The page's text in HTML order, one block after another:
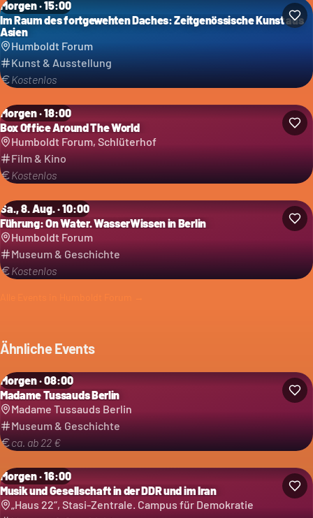
Morgen · 15:00
Im Raum des fortgewehten Daches: Zeitgenössische Kunst aus
Asien
Humboldt Forum
Kunst & Ausstellung
Kostenlos
Morgen · 18:00
Box Office Around The World
Humboldt Forum, Schlüterhof
Film & Kino
Kostenlos
Sa., 8. Aug. · 10:00
Führung: On Water. WasserWissen in Berlin
Humboldt Forum
Museum & Geschichte
Kostenlos
Ähnliche Events
Morgen · 08:00
Madame Tussauds Berlin
Madame Tussauds Berlin
Museum & Geschichte
ca. ab 22 €
Morgen · 16:00
Musik und Gesellschaft in der DDR und im Iran
„Haus 22“, Stasi-Zentrale. Campus für Demokratie